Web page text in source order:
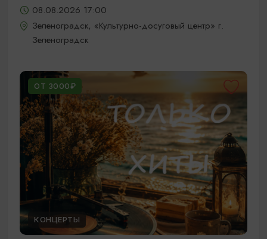
08.08.2026 17:00
Зеленоградск, «Культурно-досуговый центр» г.
Зеленоградск
ОТ 3000₽
КОНЦЕРТЫ